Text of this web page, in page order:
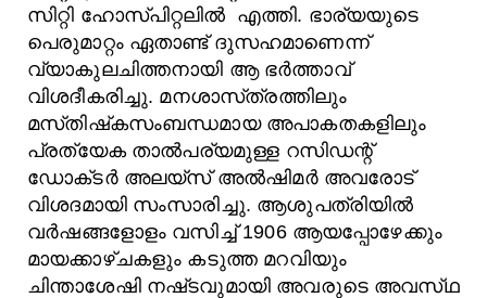
സിറ്റി ഹോസ്‌പിറ്റലിൽ ‌ എത്തി. ഭാര്യയുടെ
പെരുമാറ്റം ഏതാണ്ട്‌ ദുസഹമാണെന്ന്‌
വ്യാകുലചിത്തനായി ആ ഭർത്താവ്‌
വിശദീകരിച്ചു. മനശാസ്‌ത്രത്തിലും
മസ്‌തിഷ്‌കസംബന്ധമായ അപാകതകളിലും
പ്രത്യേക താൽപര്യമുള്ള റസിഡന്റ്‌
ഡോക്‌ടർ അലയ്‌സ്‌ അൽഷിമർ അവരോട്‌
വിശദമായി സംസാരിച്ചു. ആശുപത്രിയിൽ
വർഷങ്ങളോളം വസിച്ച്‌ 1906 ആയപ്പോഴേക്കും
മായക്കാഴ്‌ചകളും കടുത്ത മറവിയും
ചിന്താശേഷി നഷ്‌ടവുമായി അവരുടെ അവസ്‌ഥ